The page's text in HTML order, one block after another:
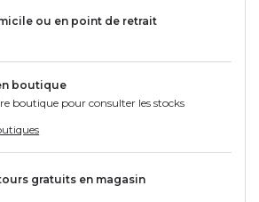
ou en point de retrait
boutique
boutique pour consulter les stocks
gratuits en magasin